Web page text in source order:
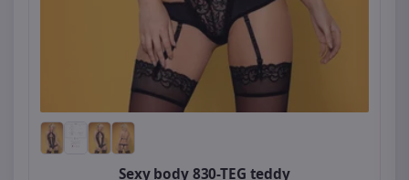
Sexy body 830-TEG teddy